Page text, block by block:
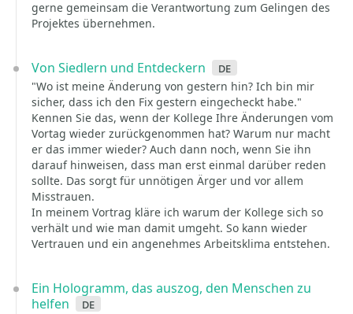
gerne gemeinsam die Verantwortung zum Gelingen des
Projektes übernehmen.
Von Siedlern und Entdeckern de
"Wo ist meine Änderung von gestern hin? Ich bin mir
sicher, dass ich den Fix gestern eingecheckt habe."
Kennen Sie das, wenn der Kollege Ihre Änderungen vom
Vortag wieder zurückgenommen hat? Warum nur macht
er das immer wieder? Auch dann noch, wenn Sie ihn
darauf hinweisen, dass man erst einmal darüber reden
sollte. Das sorgt für unnötigen Ärger und vor allem
Misstrauen.
In meinem Vortrag kläre ich warum der Kollege sich so
verhält und wie man damit umgeht. So kann wieder
Vertrauen und ein angenehmes Arbeitsklima entstehen.
Ein Hologramm, das auszog, den Menschen zu
helfen
de